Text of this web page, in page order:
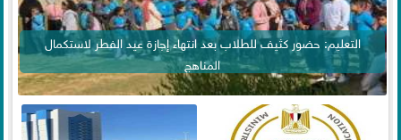
التعليم: حضور كثيف للطلاب بعد انتهاء إجازة عيد الفطر لاستكمال
المناهج